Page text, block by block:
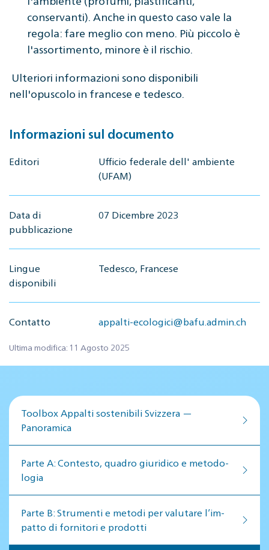
conservanti). Anche in questo caso vale la
regola: fare meglio con meno. Più piccolo è
l'assortimento, minore è il rischio.
Ulteriori informazioni sono disponibili
nell'opuscolo in francese e tedesco.
Informazioni sul documento
Editori
Ufficio federale dell' ambiente
(UFAM)
Data di
pubblicazione
07 Dicembre 2023
Lingue
disponibili
Tedesco, Francese
Contatto appalti-ecologici@bafu.admin.ch
Ultima modifica: 11 Agosto 2025
Toolbox Appalti sostenibili Svizzera —
Panoramica
Par­te A: Con­te­sto, qua­dro giu­ri­di­co e me­to­do­
lo­gia
Par­te B: Stru­men­ti e me­to­di per va­lu­ta­re l’im­
pat­to di for­ni­to­ri e pro­dot­ti